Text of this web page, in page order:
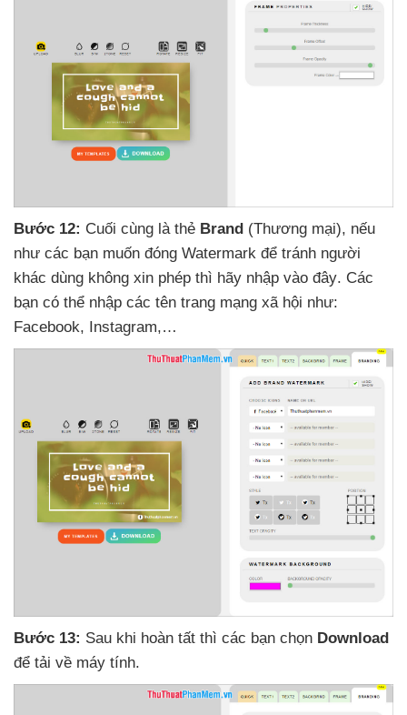
Bước 12: Cuối cùng là thẻ Brand (Thương mại), nếu
như các bạn muốn đóng Watermark để tránh người
khác dùng không xin phép thì hãy nhập vào đây. Các
bạn có thể nhập các tên trang mạng xã hội như:
Facebook, Instagram,…
Bước 13: Sau khi hoàn tất thì các bạn chọn Download
để tải về máy tính.